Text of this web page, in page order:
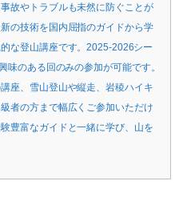
故やトラブルも未然に防ぐことが
の技術を国内屈指のガイドから学
な登山講座です。2025-2026シー
味のある回のみの参加が可能です。
座、雪山登山や縦走、岩稜ハイキ
者の方まで幅広くご参加いただけ
豊富なガイドと一緒に学び、山を